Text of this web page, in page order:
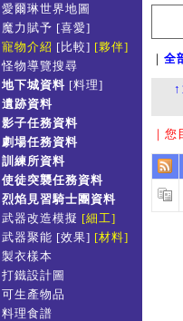
愛爾琳世界地圖
魔力賦予 [喜愛]
寵物介紹 [比較] [夥伴]
怪物導覽搜尋
地下城資料 [料理]
遺跡資料
影子任務資料
劇場任務資料
訓練所資料
使徒突襲任務資料
烈焰見習騎士團資料
武器改造模擬 [細工]
武器聚能 [效果] [材料]
製衣樣本
打鐵設計圖
可生產物品
料理食譜
｜ 全
｜